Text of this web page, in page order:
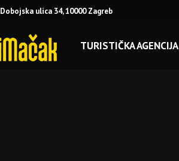
Dobojska ulica 34, 10000 Zagreb
TURISTIČKA AGENCIJA